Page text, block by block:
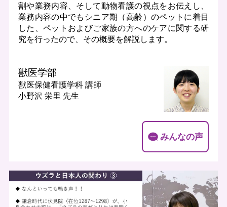
割や業務内容、そして動物看護の視点をお伝えし、
業務内容の中でもシニア期（高齢）のペットに着目
した、ペットおよびご家族の方へのケアに関する研
究を行ったので、その概要を解説します。
獣医学部
獣医保健看護学科 講師
小野沢 栄里 先生
みんなの声